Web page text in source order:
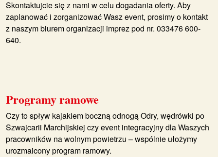
Skontaktujcie się z nami w celu dogadania oferty. Aby
zaplanować i zorganizować Wasz event, prosimy o kontakt
z naszym biurem organizacji imprez pod nr. 033476 600-
640.
Programy ramowe
Czy to spływ kajakiem boczną odnogą Odry, wędrówki po
Szwajcarii Marchijskiej czy event integracyjny dla Waszych
pracowników na wolnym powietrzu – wspólnie ułożymy
urozmaicony program ramowy.